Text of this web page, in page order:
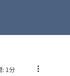
: 1分